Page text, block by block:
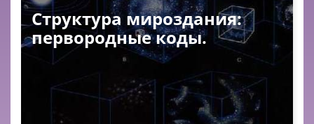
Структура мироздания:
первородные коды.